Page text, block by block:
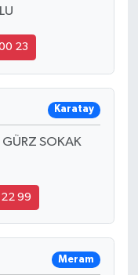
23
Karatay
SOKAK
22 99
Meram